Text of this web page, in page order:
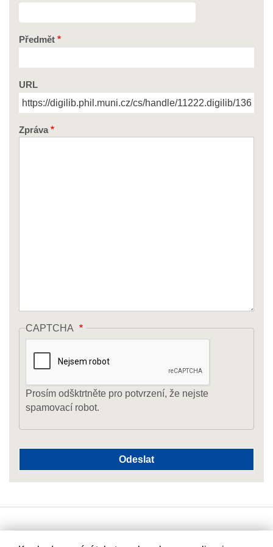
Předmět
URL
Zpráva
CAPTCHA
Prosím odšktrtněte pro potvrzení, že nejste
spamovací robot.